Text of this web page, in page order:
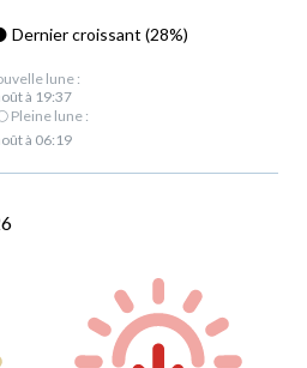
Dernier croissant (28%)
lune :
à 19:37
Pleine lune :
à 06:19